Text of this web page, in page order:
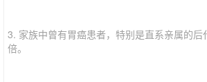
3. 家族中曾有胃癌患者，特别是直系亲属的后
倍。